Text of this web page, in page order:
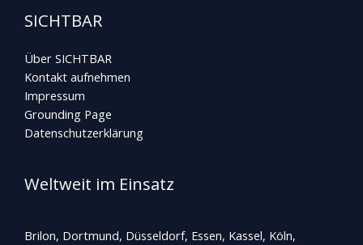
SICHTBAR
Über SICHTBAR
Kontakt aufnehmen
Impressum
Grounding Page
Datenschutzerklärung
Weltweit im Einsatz
Brilon, Dortmund, Düsseldorf, Essen, Kassel, Köln,